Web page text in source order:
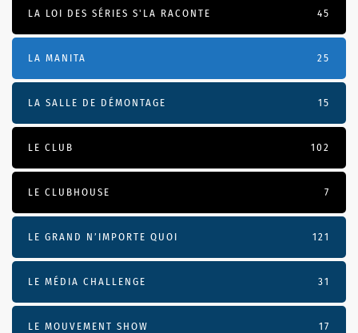
LA LOI DES SÉRIES S'LA RACONTE 45
LA MANITA 25
LA SALLE DE DÉMONTAGE 15
LE CLUB 102
LE CLUBHOUSE 7
LE GRAND N’IMPORTE QUOI 121
LE MÉDIA CHALLENGE 31
LE MOUVEMENT SHOW 17